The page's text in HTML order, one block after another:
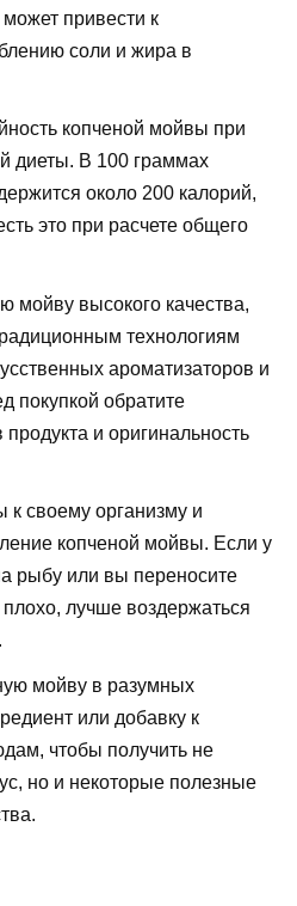
может привести к
соли и жира в
копченой мойвы при
диеты. В 100 граммах
около 200 калорий,
это при расчете общего
мойву высокого качества,
технологиям
ароматизаторов и
покупкой обратите
и оригинальность
к своему организму и
копченой мойвы. Если у
рыбу или вы переносите
лучше воздержаться
мойву в разумных
или добавку к
чтобы получить не
но и некоторые полезные